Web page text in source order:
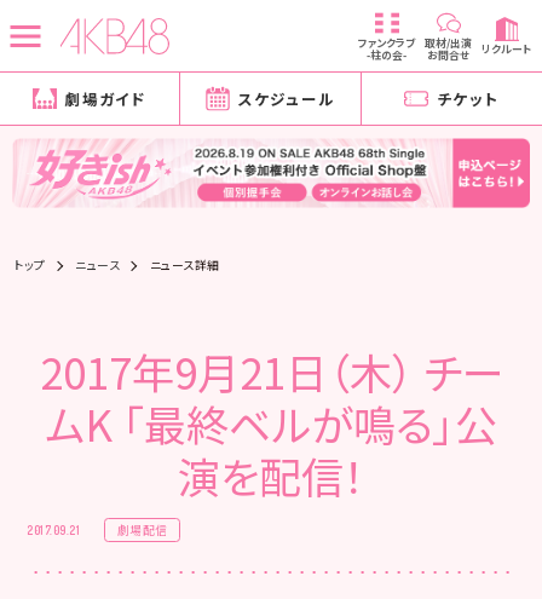
ファンクラブ
-柱の会-
取材/出演
お問合せ リクルート
劇場ガイド スケジュール チケット
トップ ニュース ニュース詳細
2017年9月21日（木） チー
ムK 「最終ベルが鳴る」公
演を配信！
2017.09.21 劇場配信